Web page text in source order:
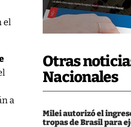
Otras
Nacionales
Milei autorizó el
tropas de Brasil para
el
a